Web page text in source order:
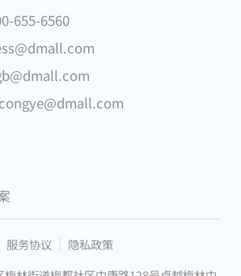
655-6560
服务协议
隐私政策